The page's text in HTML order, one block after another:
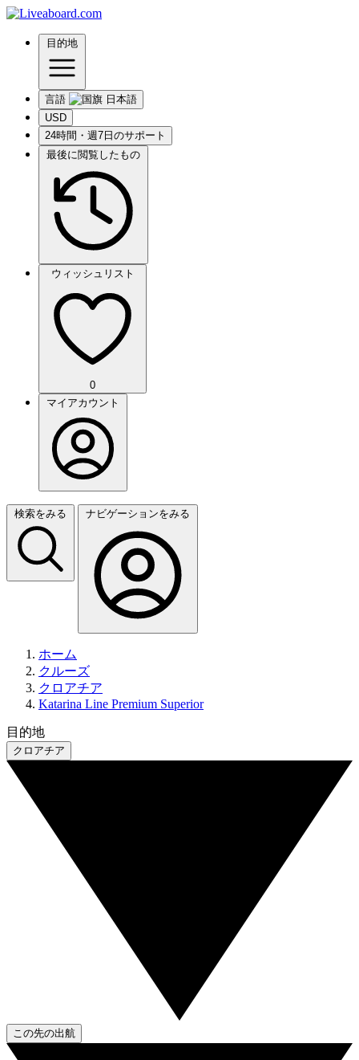
目的地
言語
USD
24時間・週7日のサポート
最後に閲覧したもの
ウィッシュリスト
0
マイアカウント
検索をみる ナビゲーションをみる
ホーム
クルーズ
クロアチア
Katarina Line Premium Superior
目的地
クロアチア
この先の出航